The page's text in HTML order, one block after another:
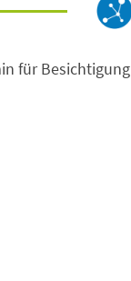
für Besichtigung